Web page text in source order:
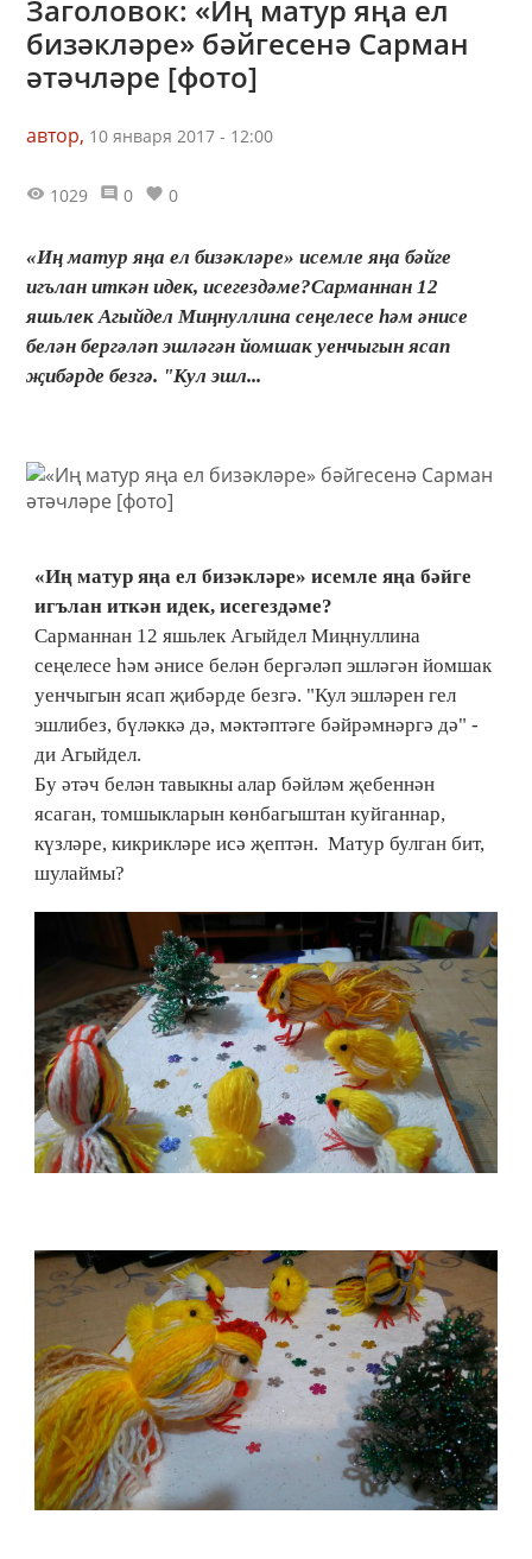
Заголовок: «Иң матур яңа ел
бизәкләре» бәйгесенә Сарман
әтәчләре [фото]
автор, 10 января 2017 - 12:00
1029 0 0
«Иң матур яңа ел бизәкләре» исемле яңа бәйге
игълан иткән идек, исегездәме?Сарманнан 12
яшьлек Агыйдел Миңнуллина сеңелесе һәм әнисе
белән бергәләп эшләгән йомшак уенчыгын ясап
җибәрде безгә. "Кул эшл...
«Иң матур яңа ел бизәкләре» исемле яңа бәйге
игълан иткән идек, исегездәме?
Сарманнан 12 яшьлек Агыйдел Миңнуллина
сеңелесе һәм әнисе белән бергәләп эшләгән йомшак
уенчыгын ясап җибәрде безгә. "Кул эшләрен гел
эшлибез, бүләккә дә, мәктәптәге бәйрәмнәргә дә" -
ди Агыйдел.
Бу әтәч белән тавыкны алар бәйләм җебеннән
ясаган, томшыкларын көнбагыштан куйганнар,
күзләре, кикрикләре исә җептән. Матур булган бит,
шулаймы?